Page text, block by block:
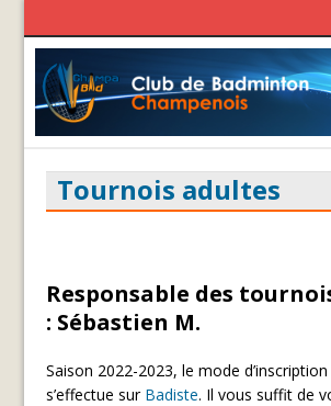
Tournois adultes
Responsable des
: Sébastien M.
Saison 2022-2023, le mode
s’effectue sur Badiste. Il vous suffit de